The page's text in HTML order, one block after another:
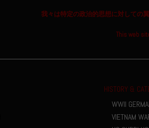
我々は特定の政治的思想に対しての
This web
HISTORY &
WWII
VIETNAM